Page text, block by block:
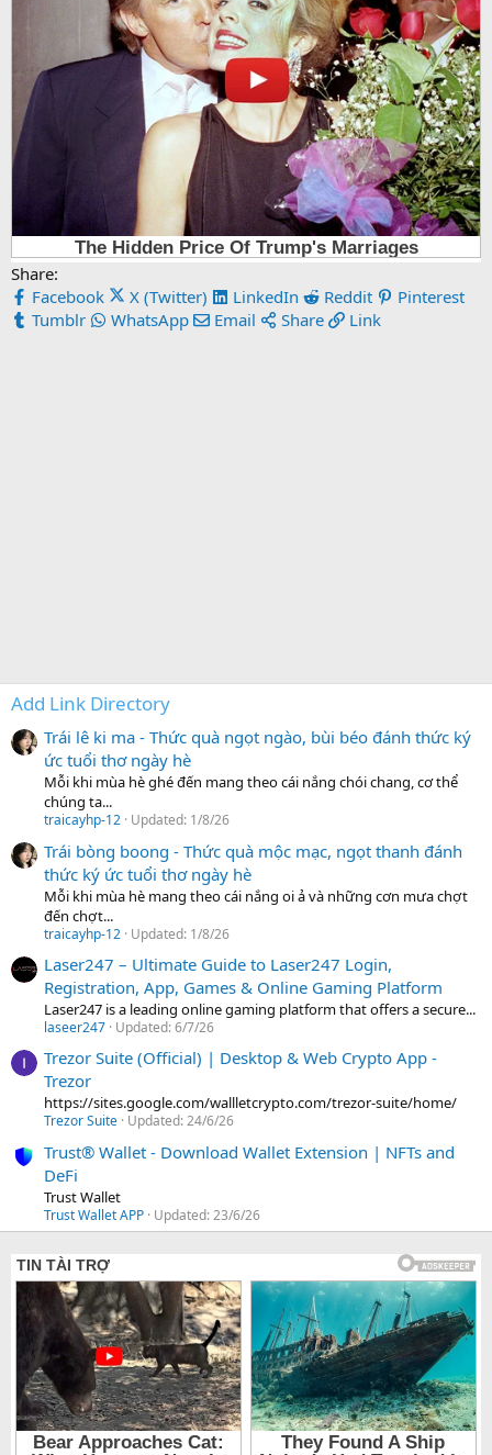
Share:
Facebook
X (Twitter) LinkedIn Reddit
Pinterest
Tumblr
WhatsApp Email Share Link
Add Link Directory
Trái lê ki ma - Thức quà ngọt ngào, bùi béo đánh thức ký
ức tuổi thơ ngày hè
Mỗi khi mùa hè ghé đến mang theo cái nắng chói chang, cơ thể
chúng ta...
traicayhp-12 Updated: 1/8/26
Trái bòng boong - Thức quà mộc mạc, ngọt thanh đánh
thức ký ức tuổi thơ ngày hè
Mỗi khi mùa hè mang theo cái nắng oi ả và những cơn mưa chợt
đến chợt...
traicayhp-12 Updated: 1/8/26
Laser247 – Ultimate Guide to Laser247 Login,
Registration, App, Games & Online Gaming Platform
Laser247 is a leading online gaming platform that offers a secure...
laseer247 Updated:6/7/26
Trezor Suite (Official) | Desktop & Web Crypto App -
Trezor
https://sites.google.com/wallletcrypto.com/trezor-suite/home/
Trezor Suite Updated:24/6/26
Trust® Wallet - Download Wallet Extension | NFTs and
DeFi
Trust Wallet
Trust Wallet APP Updated:23/6/26